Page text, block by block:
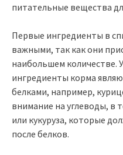
питательные вещества
Первые ингредиенты в
важными, так как они
наибольшем количестве.
ингредиенты корма
белками, например,
внимание на углеводы, в
или кукуруза, которые
после белков.